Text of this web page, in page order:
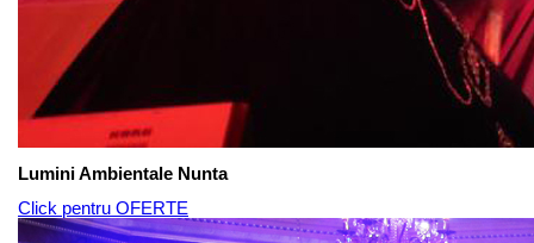
Lumini Ambientale Nunta
Click pentru OFERTE